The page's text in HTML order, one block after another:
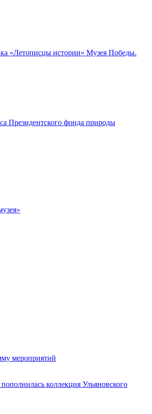
«Летописцы истории» Музея Победы.
Президентского фонда природы
мероприятий
коллекция Ульяновского